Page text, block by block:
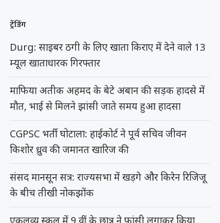
ट्रेंडिंग
Durg: साइबर ठगी के लिए खाता किराए में देने वाले 13
म्यूल खाताधारक गिरफ्तार
माफिया अतीक अहमद के बेटे अबान की सड़क हादसे में
मौत, भाई से मिलने झांसी जाते समय हुआ हादसा
CGPSC भर्ती घोटाला: हाईकोर्ट ने पूर्व सचिव जीवन
किशोर ध्रुव की जमानत खारिज की
संसद मानसून सत्र: राज्यसभा में खड़गे और किरेन रिजिजू
के बीच तीखी नोकझोंक
एकलव्य स्कूल में 9 वीं के छात्र ने फांसी लगाकर किया